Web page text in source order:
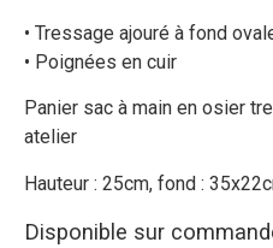
• Tressage ajouré à fond
• Poignées en cuir
Panier sac à main en osier
atelier
Hauteur : 25cm, fond :
Disponible sur